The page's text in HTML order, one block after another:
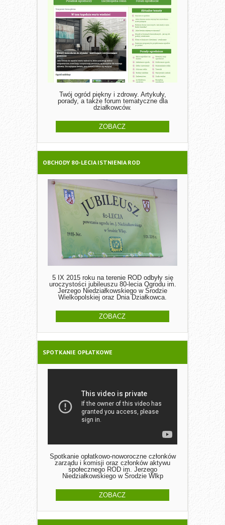
Twój ogród piękny i zdrowy. Artykuły,
porady, a także forum tematyczne dla
działkowców.
ZOBACZ
OBCHODY 80-LECIA ISTNIENIA ROD
5 IX 2015 roku na terenie ROD odbyły się
uroczystości jubileuszu 80-lecia Ogrodu im.
Jerzego Niedziałkowskiego w Środzie
Wielkopolskiej oraz Dnia Działkowca.
ZOBACZ
SPOTKANIE OPŁATKOWE
Spotkanie opłatkowo-noworoczne członków
zarządu i komisji oraz członków aktywu
społecznego ROD im. Jerzego
Niedziałkowskiego w Środzie Wlkp
ZOBACZ